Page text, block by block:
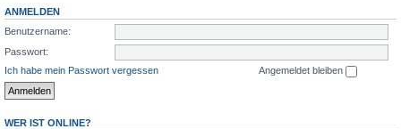
ANMELDEN
Benutzername:
Passwort:
Ich habe mein Passwort vergessen
Angemeldet bleiben
WER IST ONLINE?